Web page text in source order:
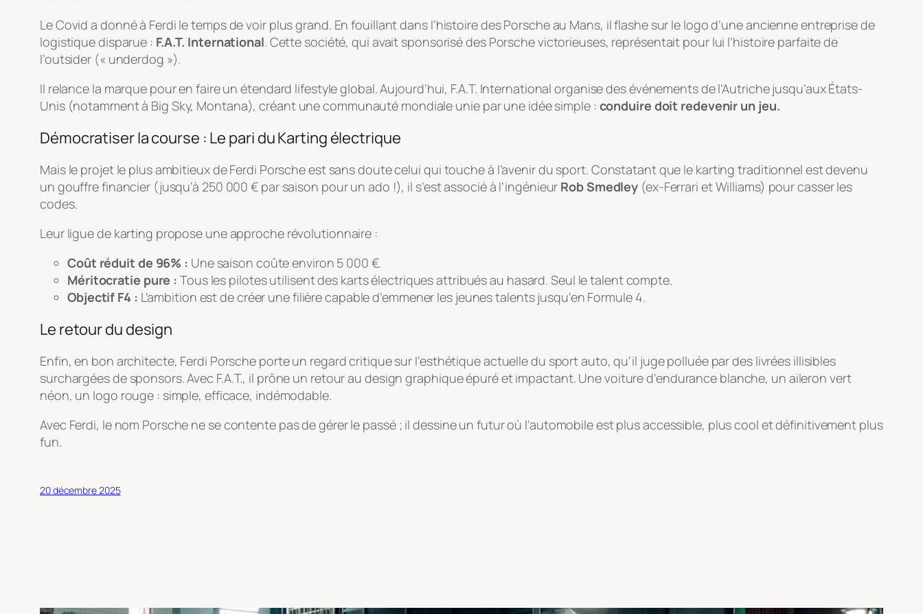
Le Covid a donné à Ferdi le temps de voir plus grand. En fouillant dans l’histoire des Porsche au Mans, il flashe sur le logo d’une ancienne entreprise de
logistique disparue : F.A.T. International. Cette société, qui avait sponsorisé des Porsche victorieuses, représentait pour lui l’histoire parfaite de
l’outsider (« underdog »).
Il relance la marque pour en faire un étendard lifestyle global. Aujourd’hui, F.A.T. International organise des événements de l’Autriche jusqu’aux États-
Unis (notamment à Big Sky, Montana), créant une communauté mondiale unie par une idée simple : conduire doit redevenir un jeu.
Démocratiser la course : Le pari du Karting électrique
Mais le projet le plus ambitieux de Ferdi Porsche est sans doute celui qui touche à l’avenir du sport. Constatant que le karting traditionnel est devenu
un gouffre financier (jusqu’à 250 000 € par saison pour un ado !), il s’est associé à l’ingénieur Rob Smedley (ex-Ferrari et Williams) pour casser les
codes.
Leur ligue de karting propose une approche révolutionnaire :
Coût réduit de 96% : Une saison coûte environ 5 000 €.
Méritocratie pure : Tous les pilotes utilisent des karts électriques attribués au hasard. Seul le talent compte.
Objectif F4 : L’ambition est de créer une filière capable d’emmener les jeunes talents jusqu’en Formule 4.
Le retour du design
Enfin, en bon architecte, Ferdi Porsche porte un regard critique sur l’esthétique actuelle du sport auto, qu’il juge polluée par des livrées illisibles
surchargées de sponsors. Avec F.A.T., il prône un retour au design graphique épuré et impactant. Une voiture d’endurance blanche, un aileron vert
néon, un logo rouge : simple, efficace, indémodable.
Avec Ferdi, le nom Porsche ne se contente pas de gérer le passé ; il dessine un futur où l’automobile est plus accessible, plus cool et définitivement plus
fun.
20 décembre 2025